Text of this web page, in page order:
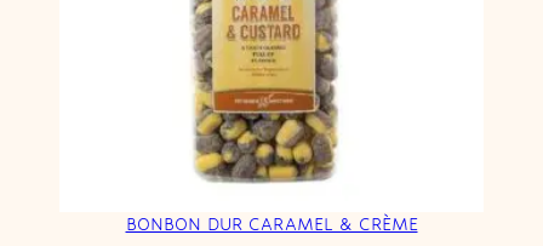
BONBON DUR CARAMEL & CRÈME